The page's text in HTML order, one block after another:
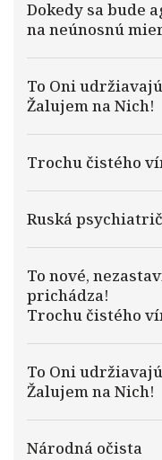
Dokedy sa bude
na neúnosnú
To Oni
Žalujem na Nich!
Trochu čistého
Ruská
To nové,
prichádza!
Trochu čistého
To Oni
Žalujem na Nich!
Národná očista